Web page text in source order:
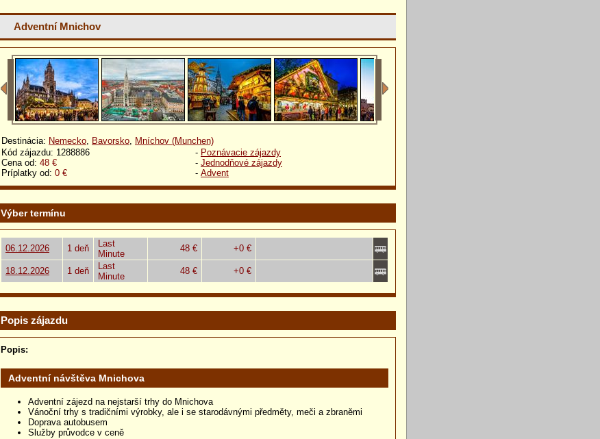
Adventní Mnichov
Destinácia: Nemecko, Bavorsko, Mníchov (Munchen)
Kód zájazdu: 1288886
Cena od: 48 €
Príplatky od: 0 €
- Poznávacie zájazdy
- Jednodňové zájazdy
- Advent
Výber termínu
06.12.2026 1 deň
Last
Minute
48 € +0 €
18.12.2026 1 deň
Last
Minute
48 € +0 €
Popis zájazdu
Popis:
Adventní návštěva Mnichova
Adventní zájezd na nejstarší trhy do Mnichova
Vánoční trhy s tradičními výrobky, ale i se starodávnými předměty, meči a zbraněmi
Doprava autobusem
Služby průvodce v ceně